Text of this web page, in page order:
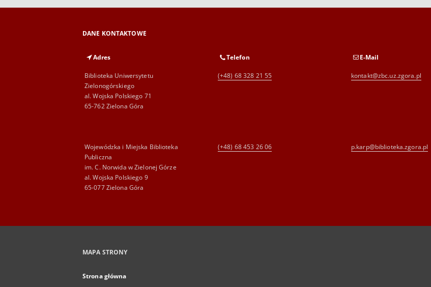
DANE KONTAKTOWE
Adres
Biblioteka Uniwersytetu
Zielonogórskiego
al. Wojska Polskiego 71
65-762 Zielona Góra
Telefon
(+48) 68 328 21 55
E-Mail
kontakt@zbc.uz.zgora.pl
Wojewódzka i Miejska Biblioteka
Publiczna
im. C. Norwida w Zielonej Górze
al. Wojska Polskiego 9
65-077 Zielona Góra
(+48) 68 453 26 06 p.karp@biblioteka.zgora.pl
MAPA STRONY
Strona główna